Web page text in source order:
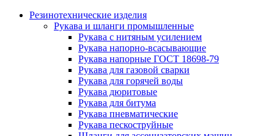
Резинотехнические изделия
Рукава и шланги промышленные
Рукава с нитяным усилением
Рукава напорно-всасывающие
Рукава напорные ГОСТ 18698-79
Рукава для газовой сварки
Рукава для горячей воды
Рукава дюритовые
Рукава для битума
Рукава пневматические
Рукава пескоструйные